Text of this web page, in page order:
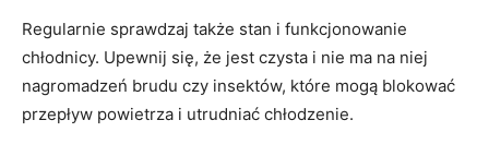
Regularnie sprawdzaj ⁢także stan i funkcjonowanie
chłodnicy.‌ Upewnij się, ⁢że jest czysta i nie ma ‍na niej‌
nagromadzeń brudu czy insektów, które mogą ‍blokować
przepływ⁢ powietrza i‍ utrudniać⁤ chłodzenie.